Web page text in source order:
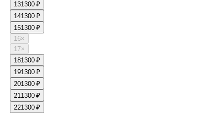
131300 ₽
141300 ₽
151300 ₽
16×
17×
181300 ₽
191300 ₽
201300 ₽
211300 ₽
221300 ₽